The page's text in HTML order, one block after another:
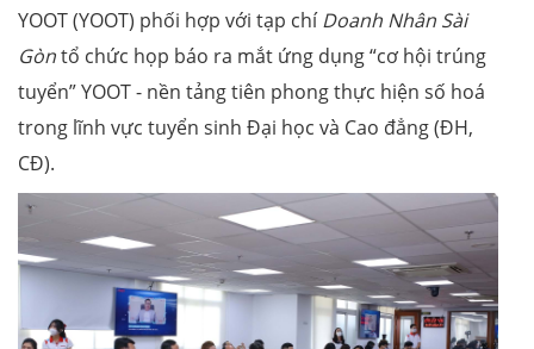
YOOT (YOOT) phối hợp với tạp chíDoanh Nhân Sài
Gòntổ chức họp báo ra mắt ứng dụng “cơ hội trúng
tuyển” YOOT - nền tảng tiên phong thực hiện số hoá
trong lĩnh vực tuyển sinh Đại học và Cao đẳng (ĐH,
CĐ).